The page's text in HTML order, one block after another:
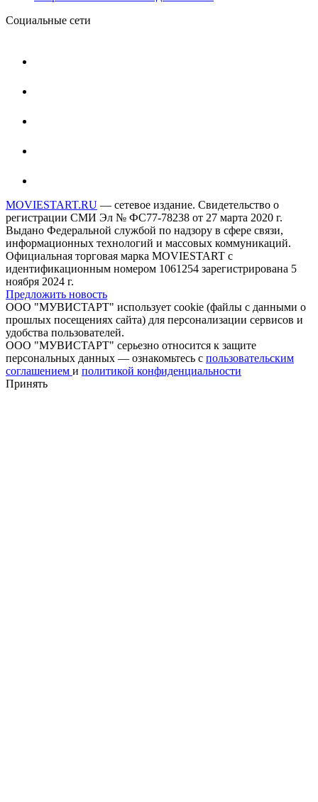
Социальные сети
MOVIESTART.RU — сетевое издание. Свидетельство о
регистрации СМИ Эл № ФС77-78238 от 27 марта 2020 г.
Выдано Федеральной службой по надзору в сфере связи,
информационных технологий и массовых коммуникаций.
Официальная торговая марка MOVIESTART с
идентификационным номером 1061254 зарегистрирована 5
ноября 2024 г.
Предложить новость
ООО "МУВИСТАРТ" использует cookie (файлы с данными о
прошлых посещениях сайта) для персонализации сервисов и
удобства пользователей.
ООО "МУВИСТАРТ" серьезно относится к защите
персональных данных — ознакомьтесь с пользовательским
соглашением и политикой конфиденциальности
Принять